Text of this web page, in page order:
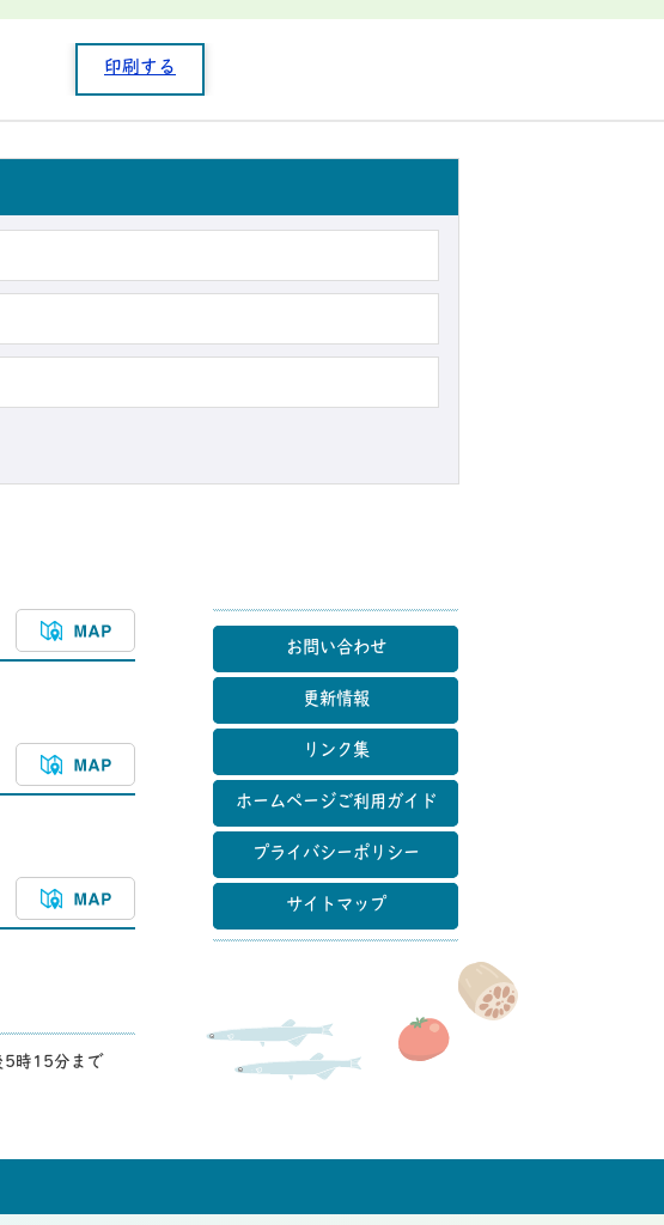
印刷する
マップ
5時15分まで
お問い合わせ
更新情報
リンク集
ホームページご利用ガイド
プライバシーポリシー
サイトマップ